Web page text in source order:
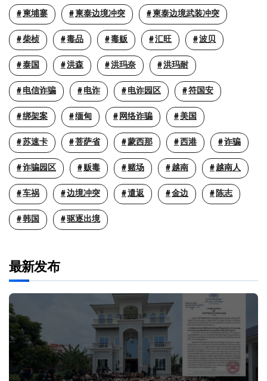
柬埔寨 柬泰边境冲突 柬泰边境武装冲突
柴桢 毒品 毒贩 汇旺 波贝
泰国 洪森 洪玛奈 洪玛耐
电信诈骗 电诈 电诈园区 符国安
绑架案 缅甸 网络诈骗 美国
苏速卡 菩萨省 蒙西那 西港 诈骗
诈骗园区 贩毒 赌场 越南 越南人
车祸 边境冲突 遣返 金边 陈志
韩国 驱逐出境
最新发布